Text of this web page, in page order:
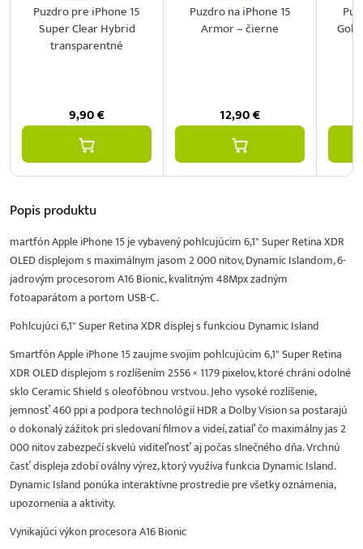
Puzdro pre iPhone 15
Super Clear Hybrid
transparentné
9,90€
Puzdro na iPhone 15
Armor – čierne
12,90€
Popisproduktu
martfón Apple iPhone 15 je vybavený pohlcujúcim 6,1" Super Retina XDR
OLED displejom s maximálnym jasom 2 000 nitov, Dynamic Islandom, 6-
jadrovým procesorom A16 Bionic, kvalitným 48Mpx zadným
fotoaparátom a portom USB-C.
Pohlcujúci 6,1" Super Retina XDR displej s funkciou Dynamic Island
Smartfón Apple iPhone 15 zaujme svojim pohlcujúcim 6,1" Super Retina
XDR OLED displejom s rozlíšením 2556 × 1179 pixelov, ktoré chráni odolné
sklo Ceramic Shield s oleofóbnou vrstvou. Jeho vysoké rozlíšenie,
jemnosť 460 ppi a podpora technológií HDR a Dolby Vision sa postarajú
o dokonalý zážitok pri sledovaní filmov a videí, zatiaľ čo maximálny jas 2
000 nitov zabezpečí skvelú viditeľnosť aj počas slnečného dňa. Vrchnú
časť displeja zdobí oválny výrez, ktorý využíva funkcia Dynamic Island.
Dynamic Island ponúka interaktívne prostredie pre všetky oznámenia,
upozornenia a aktivity.
Vynikajúci výkon procesora A16 Bionic